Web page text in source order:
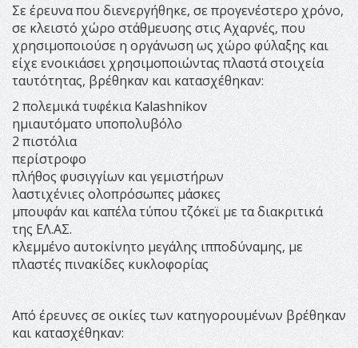
Σε έρευνα που διενεργήθηκε, σε προγενέστερο χρόνο,
σε κλειστό χώρο στάθμευσης στις Αχαρνές, που
χρησιμοποιούσε η οργάνωση ως χώρο φύλαξης και
είχε ενοικιάσει χρησιμοποιώντας πλαστά στοιχεία
ταυτότητας, βρέθηκαν και κατασχέθηκαν:
2 πολεμικά τυφέκια Kalashnikov
ημιαυτόματο υποπολυβόλο
2 πιστόλια
περίστροφο
πλήθος φυσιγγίων και γεμιστήρων
λαστιχένιες ολοπρόσωπες μάσκες
μπουφάν και καπέλα τύπου τζόκεϊ με τα διακριτικά
της ΕΛ.ΑΣ.
κλεμμένο αυτοκίνητο μεγάλης ιπποδύναμης, με
πλαστές πινακίδες κυκλοφορίας
Από έρευνες σε οικίες των κατηγορουμένων βρέθηκαν
και κατασχέθηκαν: